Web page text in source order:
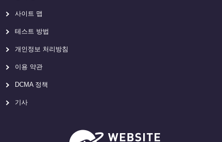
사이트 맵
테스트 방법
개인정보 처리방침
이용 약관
DCMA 정책
기사